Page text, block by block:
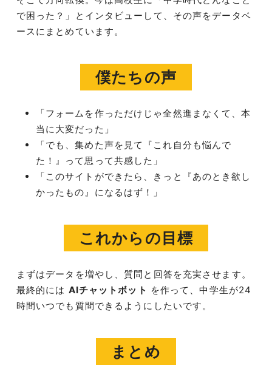
で困った？」とインタビューして、その声をデータベ
ースにまとめています。
僕たちの声
「フォームを作っただけじゃ全然進まなくて、本
当に大変だった」
「でも、集めた声を見て『これ自分も悩んで
た！』って思って共感した」
「このサイトができたら、きっと『あのとき欲し
かったもの』になるはず！」
これからの目標
まずはデータを増やし、質問と回答を充実させます。
最終的には AIチャットボット を作って、中学生が24
時間いつでも質問できるようにしたいです。
まとめ